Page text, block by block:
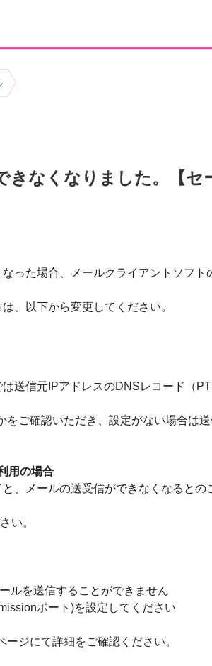
きなくなりました。【セ
った場合、メールクライアントソフ
、以下から変更してください。
送信元IPアドレスのDNSレコード（
ご確認いただき、設定がない場合は
用の場合
、メールの送受信ができなくなるとの
い。
ルを送信することができません
ポート)を設定してください
ジにて詳細をご確認ください。